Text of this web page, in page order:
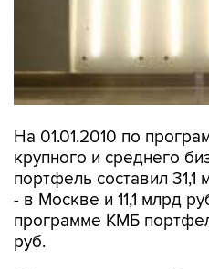
На 01.01.2010 по
крупного и среднего
портфель составил
- в Москве и 11,1 млрд
программе КМБ
руб.